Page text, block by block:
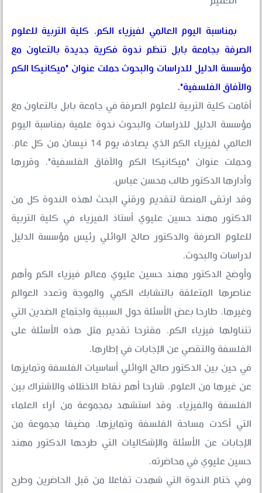
بمناسبة اليوم العالمي لفيزياء الكم، كلية التربية للعلوم
الصرفة بجامعة بابل تنظم ندوة فكرية جديدة بالتعاون مع
مؤسسة الدليل للدراسات والبحوث حملت عنوان "ميكانيكا الكم
والآفاق الفلسفية".
أقامت كلية التربية للعلوم الصرفة في جامعة بابل بالتعاون مع
مؤسسة الدليل للدراسات والبحوث ندوة علمية بمناسبة اليوم
العالمي لفيزياء الكم الذي يصادف يوم 14 نيسان من كل عام،
وحملت عنوان "ميكانيكا الكم والآفاق الفلسفية"، وقررها
وأدارها الدكتور طالب محسن عباس.
وقد ارتقى المنصة لتقديم ورقتي البحث لهذه الندوة كل من
الدكتور مهند حسين عليوي أستاذ الفيزياء في كلية التربية
للعلوم الصرفة والدكتور صالح الوائلي رئيس مؤسسة الدليل
لدراسات والبحوث.
وأوضح الدكتور مهند حسين عليوي معالم فيزياء الكم وأهم
عناصرها المتعلقة بالتشابك الكمي والموجة وتعدد العوالم
وغيرها، طارحا بعض الأسئلة حول السببية واجتماع الضدين التي
تتناولها فيزياء الكم، مقترحا تقديم مثل هذه الأسئلة على
الفلسفة والتقصي عن الإجابات في إطارها.
في حين بين الدكتور صالح الوائلي أساسيات الفلسفة وتمايزها
عن غيرها من العلوم، شارحا أهم نقاط الاختلاف والاشتراك بين
الفلسفة والفيزياء، وقد استشهد بمجموعة من آراء العلماء
التي أكدت مساحة الفلسفة وتمايزها، مضيفا مجموعة من
الإجابات عن الأسئلة والإشكاليات التي طرحها الدكتور مهند
حسين عليوي في محاضرته.
وفي ختام الندوة التي شهدت تفاعلا من قبل الحاضرين وطرح